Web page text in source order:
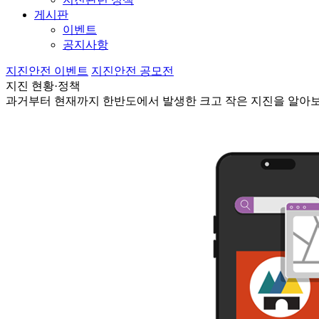
게시판
이벤트
공지사항
지진안전 이벤트 지진안전 공모전
지진 현황·정책
과거부터 현재까지 한반도에서 발생한 크고 작은 지진을 알아